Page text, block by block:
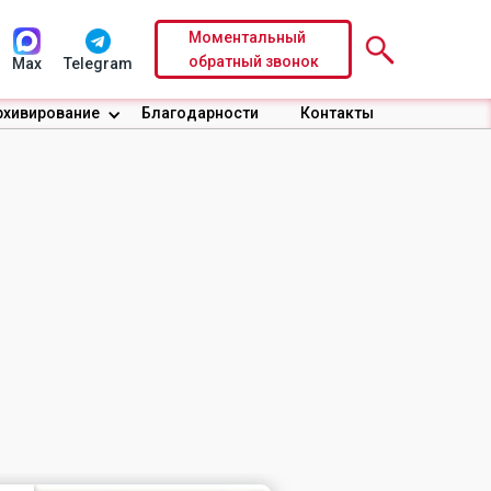
Max Telegram
Моментальный
обратный звонок
Благодарности Контакты